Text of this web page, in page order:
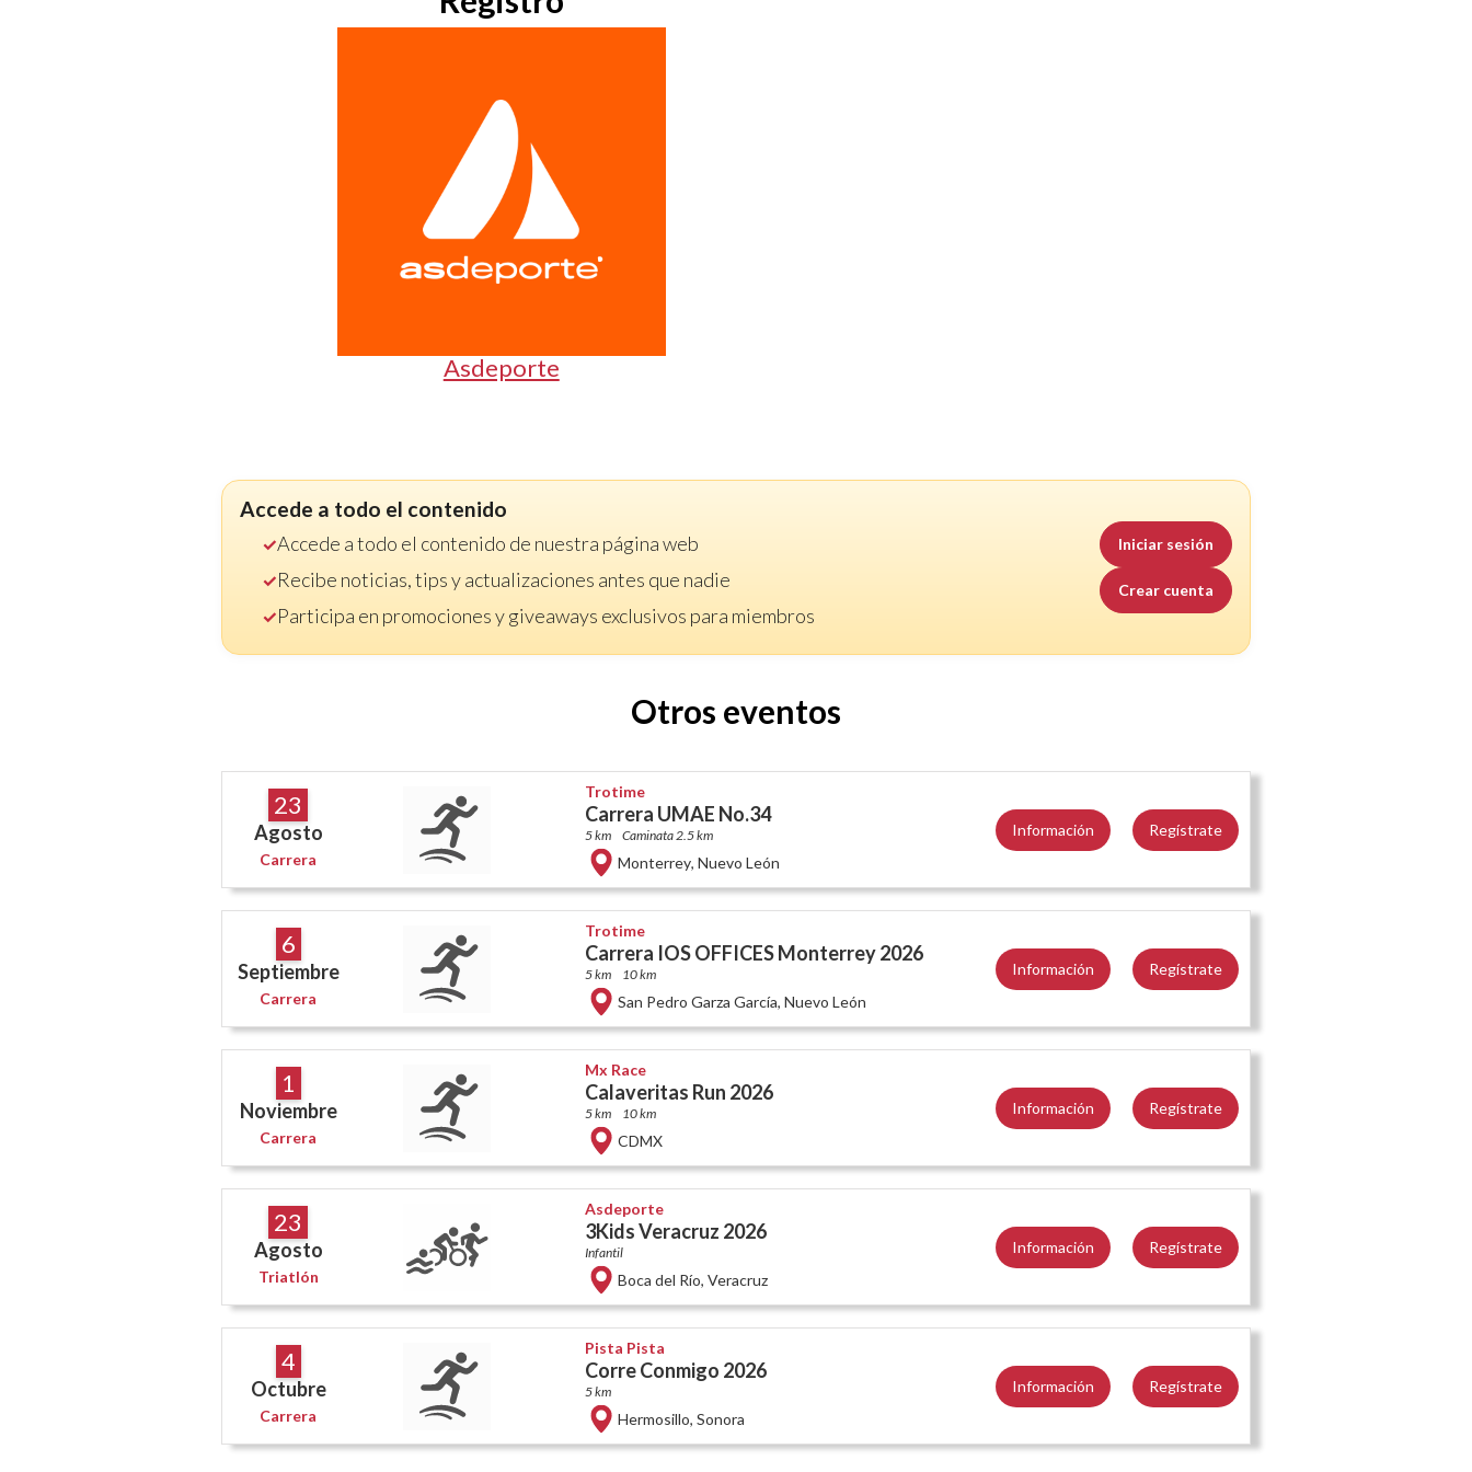
Asdeporte
Accede a todo el contenido
Accede a todo el contenido de nuestra página web
Recibe noticias, tips y actualizaciones antes que nadie
Participa en promociones y giveaways exclusivos para miembros
Iniciar sesión
Crear cuenta
Otros eventos
23
Agosto
Carrera
Trotime
Carrera UMAE No.34
5 km Caminata 2.5 km
Monterrey, Nuevo León
Información Regístrate
6
Septiembre
Carrera
Trotime
Carrera IOS OFFICES Monterrey 2026
5 km 10 km
San Pedro Garza García, Nuevo León
Información Regístrate
1
Noviembre
Carrera
Mx Race
Calaveritas Run 2026
5 km 10 km
CDMX
Información Regístrate
23
Agosto
Triatlón
Asdeporte
3Kids Veracruz 2026
Infantil
Boca del Río, Veracruz
Información Regístrate
4
Octubre
Carrera
Pista Pista
Corre Conmigo 2026
5 km
Hermosillo, Sonora
Información Regístrate